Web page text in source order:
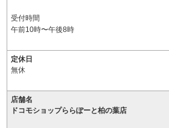
受付時間
午前10時〜午後8時
定休日
無休
店舗名
ドコモショップららぽーと柏の葉店